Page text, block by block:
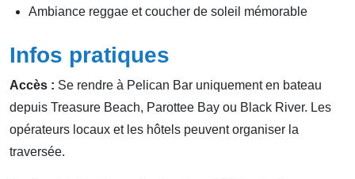
Ambiance reggae et coucher de soleil mémorable
Infos pratiques
Accès : Se rendre à Pelican Bar uniquement en bateau
depuis Treasure Beach, Parottee Bay ou Black River. Les
opérateurs locaux et les hôtels peuvent organiser la
traversée.